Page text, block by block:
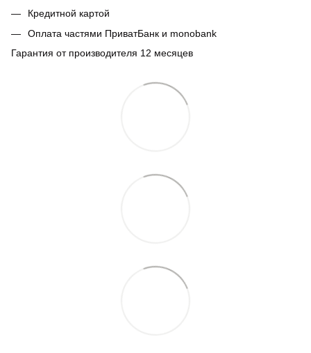
Кредитной картой
Оплата частями ПриватБанк и monobank
Гарантия от производителя 12 месяцев